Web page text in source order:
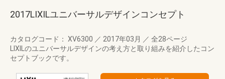
2017LIXILユニバーサルデザインコンセプト
カタログコード： XV6300 ／ 2017年03月 ／ 全28ページ
LIXILのユニバーサルデザインの考え方と取り組みを紹介したコン
セプトブックです。